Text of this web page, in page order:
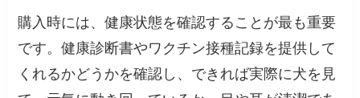
購入時には、健康状態を確認することが最も重要
です。健康診断書やワクチン接種記録を提供して
くれるかどうかを確認し、できれば実際に犬を見